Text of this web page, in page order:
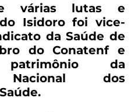
várias lutas e
Isidoro foi vice-
da Saúde de
do Conatenf e
da
Nacional dos